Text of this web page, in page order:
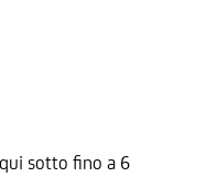
sotto fino a 6